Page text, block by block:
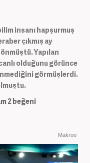
insanı hapşurmuş
çıkmış ay
Yapılan
olduğunu görünce
görmüşlerdi.
2 beğeni
Makroo